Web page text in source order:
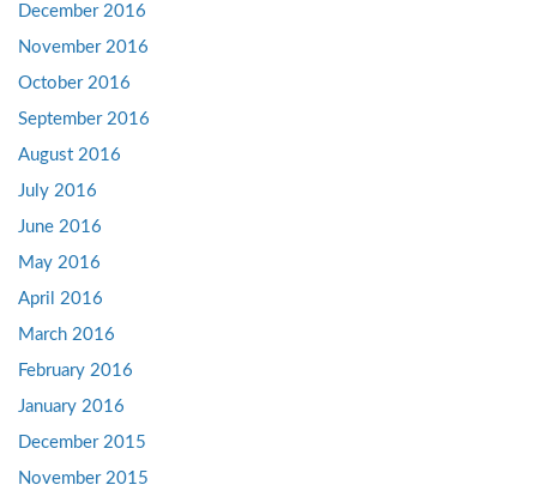
December 2016
November 2016
October 2016
September 2016
August 2016
July 2016
June 2016
May 2016
April 2016
March 2016
February 2016
January 2016
December 2015
November 2015